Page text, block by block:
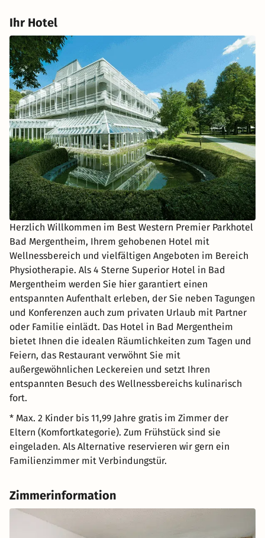
Ihr Hotel
Herzlich Willkommen im Best Western Premier Parkhotel
Bad Mergentheim, Ihrem gehobenen Hotel mit
Wellnessbereich und vielfältigen Angeboten im Bereich
Physiotherapie. Als 4 Sterne Superior Hotel in Bad
Mergentheim werden Sie hier garantiert einen
entspannten Aufenthalt erleben, der Sie neben Tagungen
und Konferenzen auch zum privaten Urlaub mit Partner
oder Familie einlädt. Das Hotel in Bad Mergentheim
bietet Ihnen die idealen Räumlichkeiten zum Tagen und
Feiern, das Restaurant verwöhnt Sie mit
außergewöhnlichen Leckereien und setzt Ihren
entspannten Besuch des Wellnessbereichs kulinarisch
fort.
* Max. 2 Kinder bis 11,99 Jahre gratis im Zimmer der
Eltern (Komfortkategorie). Zum Frühstück sind sie
eingeladen. Als Alternative reservieren wir gern ein
Familienzimmer mit Verbindungstür.
Zimmerinformation